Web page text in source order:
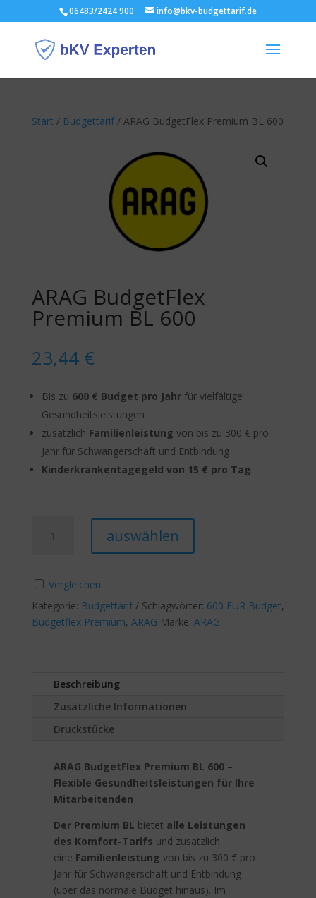
06483/2424 900 info@bkv-budgettarif.de
Start / Budgettarif/ ARAG BudgetFlex Premium BL 600
ARAG BudgetFlex
Premium BL 600
23,44 €
Bis zu 600 € Budget pro Jahrfür vielfältige
Gesundheitsleistungen
zusätzlich Familienleistung von bis zu 300 € pro
Jahr für Schwangerschaft und Entbindung
Kinderkrankentagegeld von 15 € pro Tag
BudgetFlex
600
Menge
auswählen
t
n
a
Vergleichen
Kategorie: Budgettarif Schlagwörter: 600 EUR Budget,
Budgetflex Premium, ARAG Marke: ARAG
Beschreibung
Zusätzliche Informationen
Druckstücke
ARAG BudgetFlex Premium BL 600 –
Flexible Gesundheitsleistungen für Ihre
Mitarbeitenden
Der Premium BL bietet alle Leistungen
des Komfort-Tarifs und zusätzlich
eine Familienleistung von bis zu 300 € pro
Jahr für Schwangerschaft und Entbindung
(über das normale Budget hinaus). Im